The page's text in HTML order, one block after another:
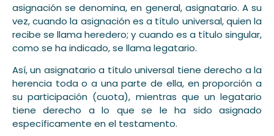
asignación se denomina, en general, asignatario. A su
vez, cuando la asignación es a título universal, quien la
recibe se llama heredero; y cuando es a título singular,
como se ha indicado, se llama legatario.
Así, un asignatario a título universal tiene derecho a la
herencia toda o a una parte de ella, en proporción a
su participación (cuota), mientras que un legatario
tiene derecho a lo que se le ha sido asignado
específicamente en el testamento.